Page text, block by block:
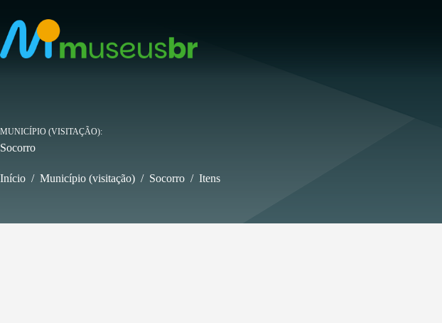
para
conteúdo
MUNICÍPIO (VISITAÇÃO)
Socorro
Início / Município (visitação) / Socorro / Itens